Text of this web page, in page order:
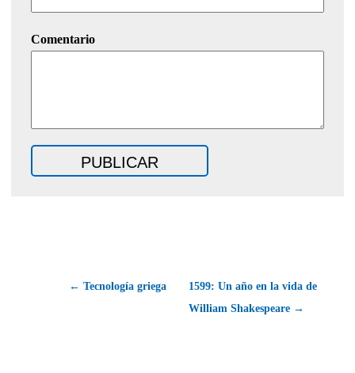
Comentario
← Tecnología griega
1599: Un año en la vida de
William Shakespeare →